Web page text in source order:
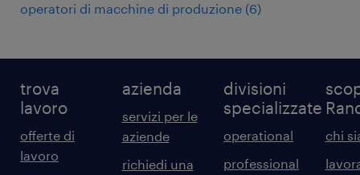
operatori di macchine di produzione (6)
trova
lavoro
offerte di
lavoro
azienda
servizi per le
aziende
richiedi una
divisioni
specializzate
operational
professional
chi